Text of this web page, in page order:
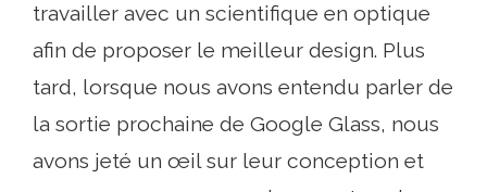
travailler avec un scientifique en optique
afin de proposer le meilleur design. Plus
tard, lorsque nous avons entendu parler de
la sortie prochaine de Google Glass, nous
avons jeté un œil sur leur conception et